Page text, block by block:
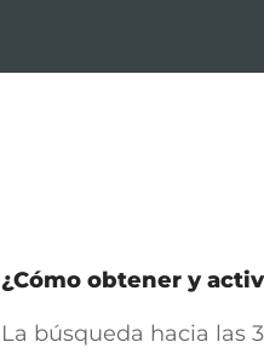
¿Cómo obtener y
La búsqueda hacia las